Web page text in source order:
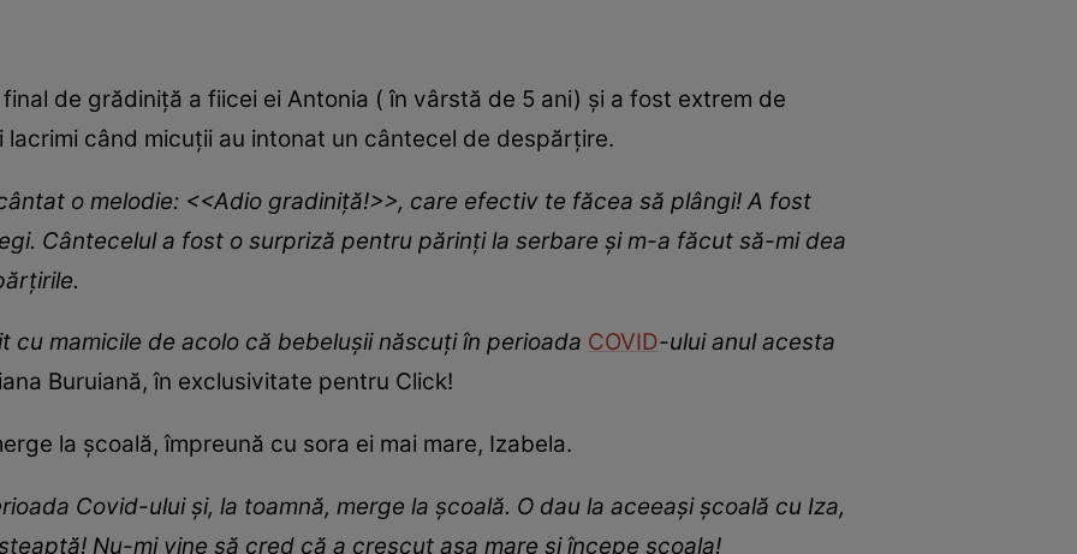
de grădiniță a fiicei ei Antonia ( în vârstă de 5 ani) și a fost extrem de
când micuții au intonat un cântecel de despărțire.
o melodie: <<Adio gradiniță!>>, care efectiv te făcea să plângi! A fost
Cântecelul a fost o surpriză pentru părinți la serbare și m-a făcut să-mi dea
cu mamicile de acolo că bebelușii născuți în perioada COVID-ului anul acesta
Buruiană, în exclusivitate pentru Click!
la școală, împreună cu sora ei mai mare, Izabela.
Covid-ului și, la toamnă, merge la școală. O dau la aceeași școală cu Iza,
Nu-mi vine să cred că a crescut așa mare și începe școala!